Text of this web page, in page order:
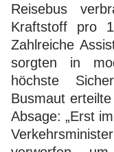
Reisebus
Kraftstoff pro
Zahlreiche
sorgten in
höchste
Busmaut
Absage: „Erst